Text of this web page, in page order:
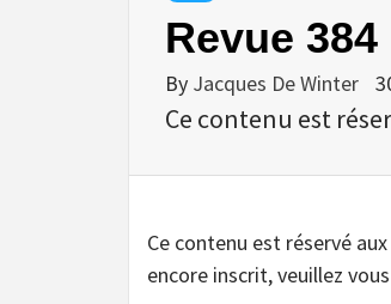
Revue 384
By Jacques De Winter
Ce contenu est
Ce contenu est réservé
encore inscrit, veuillez